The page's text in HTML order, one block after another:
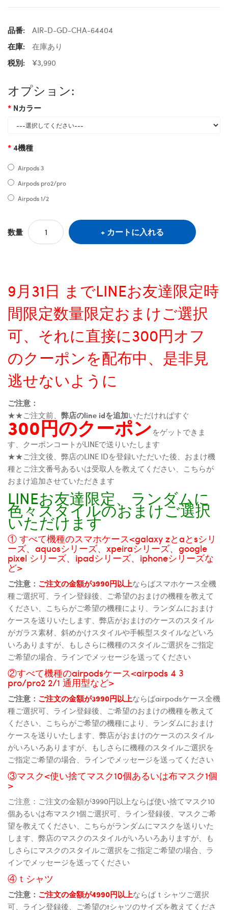
品番:
AIR-D-GD-CHA-64404
在庫:
在庫あり
税別:
¥3,990
オプション:
Nカラー
4機種
Airpods 3
Airpods pro2/pro
Airpods 1/2
数量 カートに入れる
9月31日 までLINEお友達限定時
間限定数量限定おまけご選択
可、それに直接に300円オフ
のクーポンを配布中、是非見
逃せないように
ご注意：
★★ご注文前、 弊店のline idを追加いただければすぐ
300円のクーポンをゲットできま
す、クーポンコートがLINEで送りいたします
★★ご注文後、弊店のLINE IDを登録いただいた後、おまけ機
種とご注文番号あるいは受取人を教えてください、こちらが
おまけ追加させていただきます
LINEお友達限定、ランダムに
色々スタイルのおまけご選択
いただけます
① すべて機種のスマホケース<galaxy zとaとsシリ
ーズ、aquosシリーズ、xpeiraシリーズ、google
pixel シリーズ、ipadシリーズ、iphoneシリーズな
ど>
ご注意： ご注文の金額が3990円以上ならばスマホケース全機
種ご選択可、ライン登録後、ご希望のおまけの機種を教えて
ください、こちらがご希望の機種により、ランダムにおまけ
ケースを送りいたします、弊店がおまけのケースのスタイル
がガラス素材、斜めかけスタイルや手帳型スタイルなどいろ
いろありますが、もしさらに機種のスタイルご選択をご指定
ご希望の場合、ラインでメッセージを送ってください
②すべて機種のairpodsケース<airpods 4 3
pro/pro2 2/1 通用型など>
ご注意： ご注文の金額が3990円以上ならばairpodsケース全機
種ご選択可、ライン登録後、ご希望のおまけの機種を教えて
ください、こちらがご希望の機種により、ランダムにおまけ
ケースを送りいたします、弊店がおまけのケースのスタイル
がいろいろありますが、もしさらに機種のスタイルご選択を
ご指定ご希望の場合、ラインでメッセージを送ってください
③マスク<使い捨てマスク10個あるいは布マスク1個
>
ご注意：ご注文の金額が3990円以上ならば使い捨てマスク10
個あるいは布マスク1個ご選択可、ライン登録後、マスクご希
望を教えてください、こちらがランダムにマスクを送りいた
します、弊店のマスクのスタイルがいろいろありますが、も
しさらにマスクのスタイルご選択をご指定ご希望の場合、ラ
インでメッセージを送ってください
④ｔシャツ
ご注意： ご注文の金額が4990円以上ならばｔシャツご選択
可、ライン登録後、ご希望のtシャツのサイズを教えてくださ